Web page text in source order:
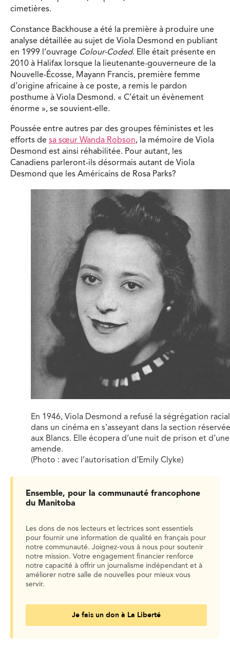
cimetières.
Constance Backhouse a été la première à produire une
analyse détaillée au sujet de Viola Desmond en publiant
en 1999 l’ouvrage Colour-Coded. Elle était présente en
2010 à Halifax lorsque la lieutenante-gouverneure de la
Nouvelle-Écosse, Mayann Francis, première femme
d’origine africaine à ce poste, a remis le pardon
posthume à Viola Desmond. « C’était un évènement
énorme », se souvient-elle.
Poussée entre autres par des groupes féministes et les
efforts de sa sœur Wanda Robson, la mémoire de Viola
Desmond est ainsi réhabilitée. Pour autant, les
Canadiens parleront-ils désormais autant de Viola
Desmond que les Américains de Rosa Parks?
En 1946, Viola Desmond a refusé la ségrégation
dans un cinéma en s’asseyant dans la section réservée
aux Blancs. Elle écopera d’une nuit de prison et d’une
amende.
(Photo : avec l’autorisation d’Emily Clyke)
Ensemble, pour la communauté francophone
du Manitoba
Les dons de nos lecteurs et lectrices sont essentiels
pour fournir une information de qualité en français pour
notre communauté. Joignez-vous à nous pour soutenir
notre mission. Votre engagement financier renforce
notre capacité à offrir un journalisme indépendant et à
améliorer notre salle de nouvelles pour mieux vous
servir.
Je fais un don à La Liberté